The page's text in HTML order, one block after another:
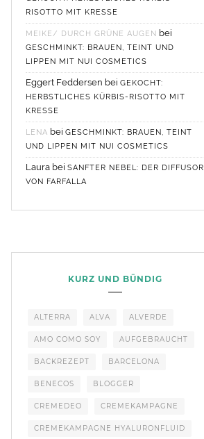
RISOTTO MIT KRESSE
MEIKE/ DURCH GRÜNE AUGEN bei
GESCHMINKT: BRAUEN, TEINT UND
LIPPEN MIT NUI COSMETICS
Eggert Feddersen bei GEKOCHT:
HERBSTLICHES KÜRBIS-RISOTTO MIT
KRESSE
LENA bei GESCHMINKT: BRAUEN, TEINT
UND LIPPEN MIT NUI COSMETICS
Laura bei SANFTER NEBEL: DER DIFFUSOR
VON FARFALLA
KURZ UND BÜNDIG
ALTERRA ALVA ALVERDE
AMO COMO SOY AUFGEBRAUCHT
BACKREZEPT BARCELONA
BENECOS BLOGGER
CREMEDEO CREMEKAMPAGNE
CREMEKAMPAGNE HYALURONFLUID